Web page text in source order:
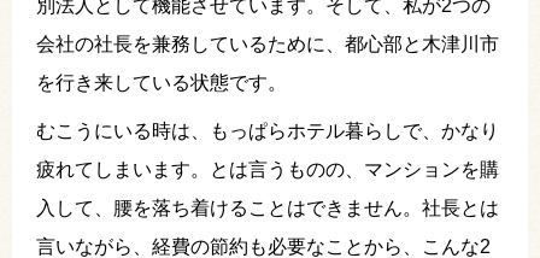
別法人として機能させています。そして、私が2つの
会社の社長を兼務しているために、都心部と木津川市
を行き来している状態です。
むこうにいる時は、もっぱらホテル暮らしで、かなり
疲れてしまいます。とは言うものの、マンションを購
入して、腰を落ち着けることはできません。社長とは
言いながら、経費の節約も必要なことから、こんな2